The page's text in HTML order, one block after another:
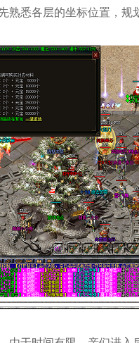
悉各层的坐标位置，规